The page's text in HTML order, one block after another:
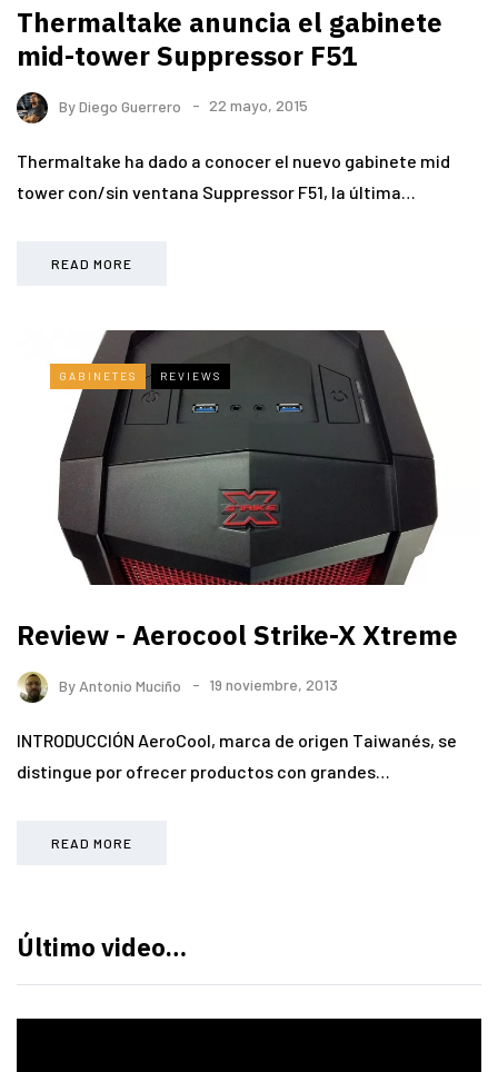
Thermaltake anuncia el gabinete
mid-tower Suppressor F51
ByDiego Guerrero 22 mayo, 2015
Thermaltake ha dado a conocer el nuevo gabinete mid
tower con/sin ventana Suppressor F51, la última…
READ MORE
GABINETES REVIEWS
Review - Aerocool Strike-X Xtreme
By Antonio Muciño 19 noviembre, 2013
INTRODUCCIÓN AeroCool, marca de origen Taiwanés, se
distingue por ofrecer productos con grandes…
READ MORE
Último video…